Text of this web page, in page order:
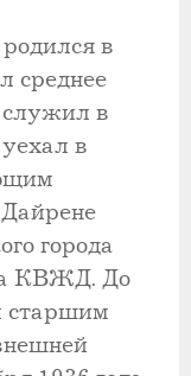
в
среднее
служил в
в
города
КВЖД. До
старшим